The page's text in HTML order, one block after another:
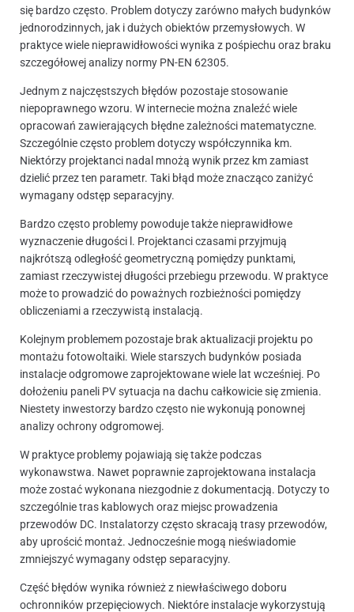
się bardzo często. Problem dotyczy zarówno małych budynków
jednorodzinnych, jak i dużych obiektów przemysłowych. W
praktyce wiele nieprawidłowości wynika z pośpiechu oraz braku
szczegółowej analizy normy PN-EN 62305.
Jednym z najczęstszych błędów pozostaje stosowanie
niepoprawnego wzoru. W internecie można znaleźć wiele
opracowań zawierających błędne zależności matematyczne.
Szczególnie często problem dotyczy współczynnika km.
Niektórzy projektanci nadal mnożą wynik przez km zamiast
dzielić przez ten parametr. Taki błąd może znacząco zaniżyć
wymagany odstęp separacyjny.
Bardzo często problemy powoduje także nieprawidłowe
wyznaczenie długości l. Projektanci czasami przyjmują
najkrótszą odległość geometryczną pomiędzy punktami,
zamiast rzeczywistej długości przebiegu przewodu. W praktyce
może to prowadzić do poważnych rozbieżności pomiędzy
obliczeniami a rzeczywistą instalacją.
Kolejnym problemem pozostaje brak aktualizacji projektu po
montażu fotowoltaiki. Wiele starszych budynków posiada
instalacje odgromowe zaprojektowane wiele lat wcześniej. Po
dołożeniu paneli PV sytuacja na dachu całkowicie się zmienia.
Niestety inwestorzy bardzo często nie wykonują ponownej
analizy ochrony odgromowej.
W praktyce problemy pojawiają się także podczas
wykonawstwa. Nawet poprawnie zaprojektowana instalacja
może zostać wykonana niezgodnie z dokumentacją. Dotyczy to
szczególnie tras kablowych oraz miejsc prowadzenia
przewodów DC. Instalatorzy często skracają trasy przewodów,
aby uprościć montaż. Jednocześnie mogą nieświadomie
zmniejszyć wymagany odstęp separacyjny.
Część błędów wynika również z niewłaściwego doboru
ochronników przepięciowych. Niektóre instalacje wykorzystują